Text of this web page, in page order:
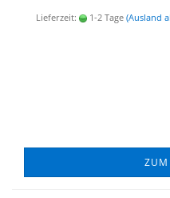
Lieferzeit: 1-2 Tage (Ausland
ZUM